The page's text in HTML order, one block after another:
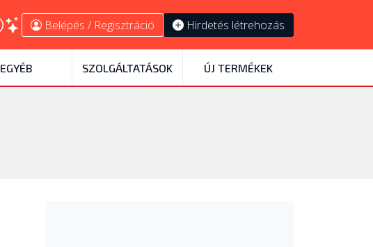
Belépés / Regisztráció Hirdetés létrehozás
EGYÉB SZOLGÁLTATÁSOK ÚJ TERMÉKEK